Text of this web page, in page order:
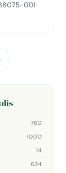
001
760
1000
14
634